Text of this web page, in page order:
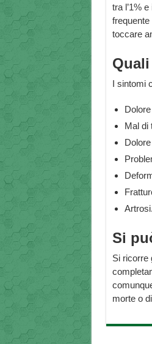
tra l’1%
toccare
I sintomi
Mal di
Artrosi.
Si
Si ricorre
morte o